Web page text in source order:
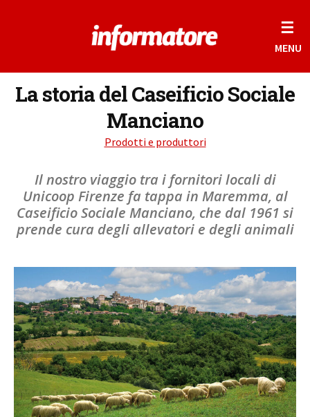
☰
MENU
La storia del Caseificio Sociale
Manciano
Prodotti e produttori
Il nostro viaggio tra i fornitori locali di
Unicoop Firenze fa tappa in Maremma, al
Caseificio Sociale Manciano, che dal 1961 si
prende cura degli allevatori e degli animali